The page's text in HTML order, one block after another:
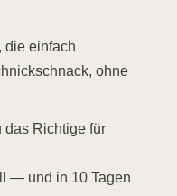
die einfach
ohne
das Richtige für
— und in 10 Tagen